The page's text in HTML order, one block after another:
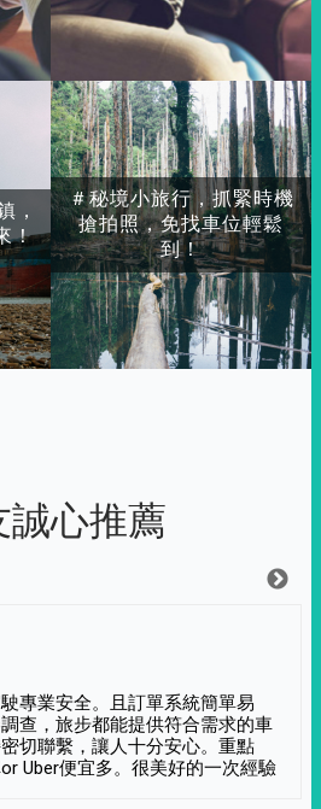
，
！
＃秘境小旅行，抓緊時機
搶拍照，免找車位輕鬆
到！
誠心推薦
專業安全。且訂單系統簡單易
查，旅步都能提供符合需求的車
切聯繫，讓人十分安心。重點
Uber便宜多。很美好的一次經驗